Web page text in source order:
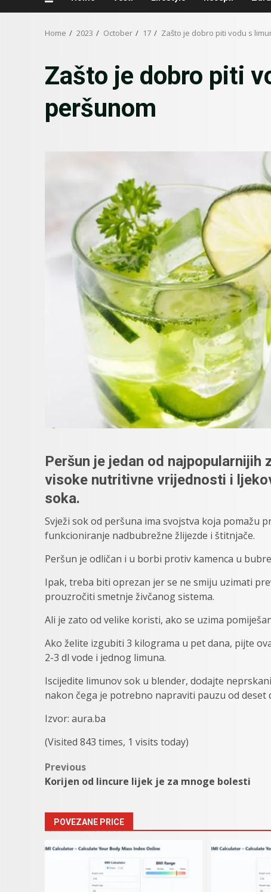
Home 2023 October 17 Zašto je dobro piti vodu s
Zašto je dobro piti
peršunom
Peršun je jedan od
visoke nutritivne vrijednosti i
soka.
Svježi sok od peršuna ima svojstva koja pomažu
funkcioniranje nadbubrežne žlijezde i štitnjače.
Peršun je odličan i u borbi protiv kamenca u
Ipak, treba biti oprezan jer se ne smiju uzimati
prouzročiti smetnje živčanog sistema.
Ali je zato od velike koristi, ako se uzima
Ako želite izgubiti 3 kilograma u pet dana, pijte
2-3 dl vode i jednog limuna.
Iscijedite limunov sok u blender, dodajte
nakon čega je potrebno napraviti pauzu od deset
Izvor: aura.ba
(Visited 843 times, 1 visits today)
Post
navigation
Previous
Korijen od lincure lijek je za mnoge bolesti
POVEZANE PRICE